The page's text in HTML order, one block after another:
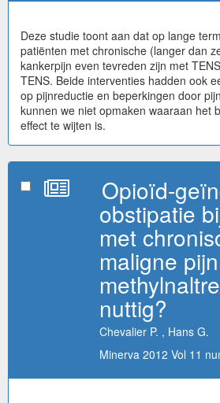
Deze studie toont aan dat op lange
patiënten met chronische (langer dan
kankerpijn even tevreden zijn met
TENS. Beide interventies hadden ook
op pijnreductie en beperkingen door
kunnen we niet opmaken waaraan het
effect te wijten is.
Opioïd-
obstipatie
met
maligne
nuttig?
Chevalier P. , Hans G.
Minerva 2012 Vol 11